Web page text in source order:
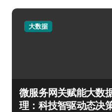
大数据
微服务网关赋能大数
理：科技智驱动态决